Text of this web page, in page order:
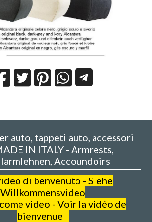
auto, tappeti auto, accessori
IN ITALY - Armrests,
Accoundoirs
di benvenuto - Siehe
Willkommensvideo
video - Voir la vidéo de
bienvenue